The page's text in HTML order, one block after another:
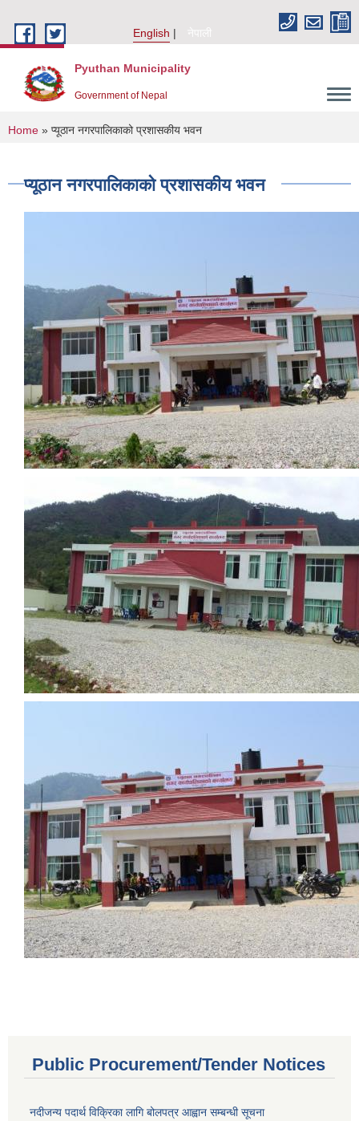
English
नेपाली
Pyuthan Municipality
Government of Nepal
You are here
Home » प्यूठान नगरपालिकाको प्रशासकीय भवन
प्यूठान नगरपालिकाको प्रशासकीय भवन
Public Procurement/Tender Notices
नदीजन्य पदार्थ विक्रिका लागि बोलपत्र आह्वान सम्बन्धी सूचना